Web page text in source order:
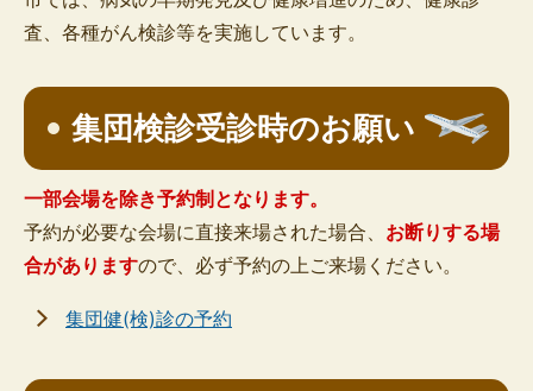
査、各種がん検診等を実施しています。
集団検診受診時のお願い
一部会場を除き予約制となります。
予約が必要な会場に直接来場された場合、 お断りする場
合がありますので、必ず予約の上ご来場ください。
集団健(検)診の予約